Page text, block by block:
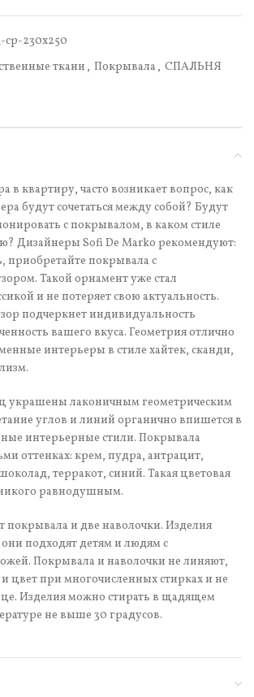
230х250
ткани , Покрывала , СПАЛЬНЯ
в квартиру, часто возникает вопрос, как
будут сочетаться между собой? Будут
с покрывалом, в каком стиле
Дизайнеры Sofi De Marko рекомендуют:
приобретайте покрывала с
Такой орнамент уже стал
и не потеряет свою актуальность.
подчеркнет индивидуальность
вашего вкуса. Геометрия отлично
интерьеры в стиле хайтек, сканди,
украшены лаконичным геометрическим
углов и линий органично впишется в
интерьерные стили. Покрывала
оттенках: крем, пудра, антрацит,
терракот, синий. Такая цветовая
никого равнодушным.
покрывала и две наволочки. Изделия
подходят детям и людям с
Покрывала и наволочки не линяют,
цвет при многочисленных стирках и не
Изделия можно стирать в щадящем
не выше 30 градусов.